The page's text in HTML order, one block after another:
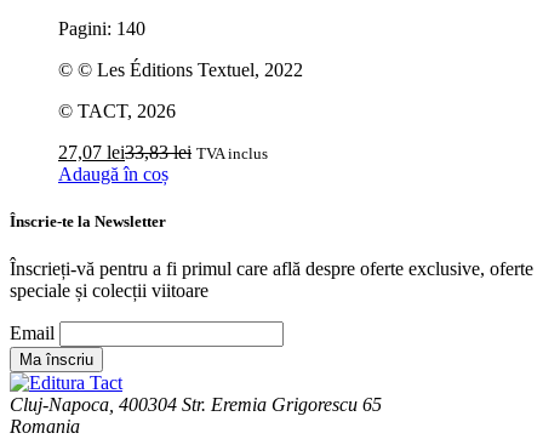
Pagini: 140
© © Les Éditions Textuel, 2022
© TACT, 2026
27,07 lei33,83lei TVA inclus
Adaugă în coș
Înscrie-te la Newsletter
Înscrieți-vă pentru a fi primul care află despre oferte exclusive, oferte
speciale și colecții viitoare
Email
Cluj-Napoca, 400304 Str. Eremia Grigorescu 65
Romania